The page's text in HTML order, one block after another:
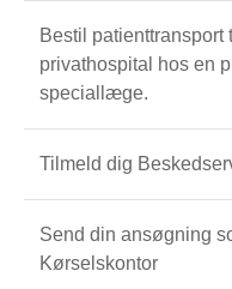
Bestil
privathospital hos en
speciallæge.
Tilmeld dig
Send din ansøgning
Kørselskontor